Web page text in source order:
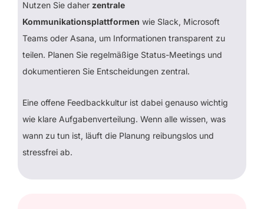
Nutzen Sie daher zentrale
Kommunikationsplattformen wie Slack, Microsoft
Teams oder Asana, um Informationen transparent zu
teilen. Planen Sie regelmäßige Status-Meetings und
dokumentieren Sie Entscheidungen zentral.
Eine offene Feedbackkultur ist dabei genauso wichtig
wie klare Aufgabenverteilung. Wenn alle wissen, was
wann zu tun ist, läuft die Planung reibungslos und
stressfrei ab.